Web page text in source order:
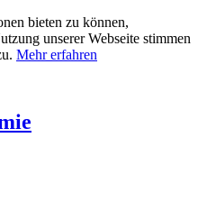
bieten zu können,
unserer Webseite stimmen
Mehr erfahren